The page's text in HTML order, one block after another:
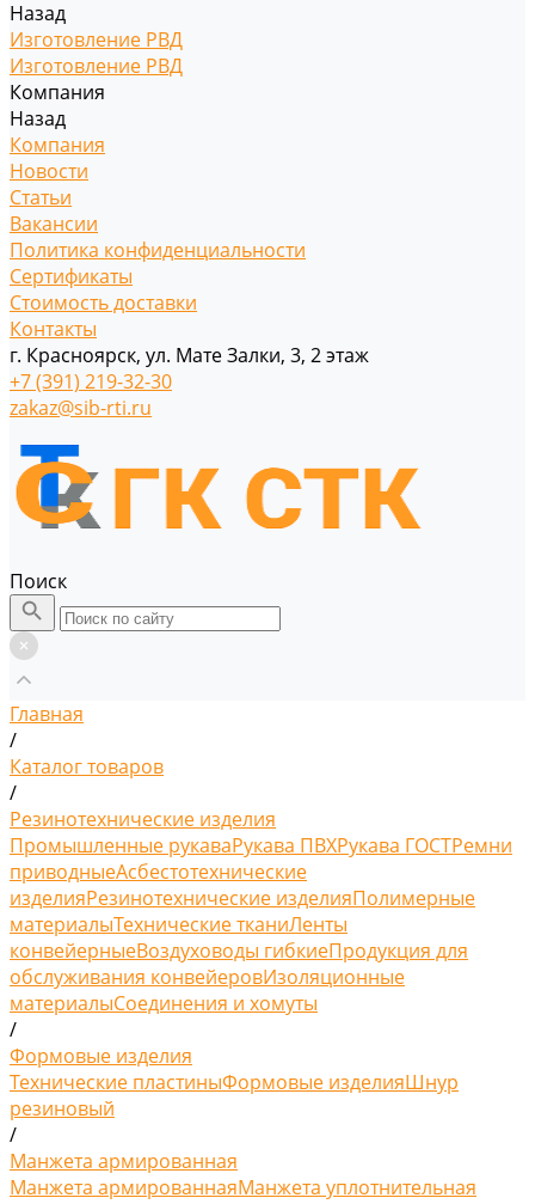
Назад
Изготовление РВД
Изготовление РВД
Компания
Назад
Компания
Новости
Статьи
Вакансии
Политика конфиденциальности
Сертификаты
Стоимость доставки
Контакты
г. Красноярск, ул. Мате Залки, 3, 2 этаж
+7 (391) 219-32-30
zakaz@sib-rti.ru
Поиск
Главная
/
Каталог товаров
/
Резинотехнические изделия
Промышленные рукаваРукава ПВХРукава ГОСТРемни
приводныеАсбестотехнические
изделияРезинотехнические изделияПолимерные
материалыТехнические тканиЛенты
конвейерныеВоздуховоды гибкиеПродукция для
обслуживания конвейеровИзоляционные
материалыСоединения и хомуты
/
Формовые изделия
Технические пластиныФормовые изделияШнур
резиновый
/
Манжета армированная
Манжета армированнаяМанжета уплотнительная